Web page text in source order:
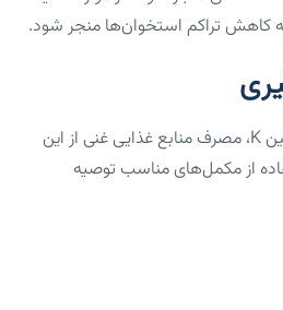
کاهش تراکم استخوان‌ها منجر شود.
برای پیشگیری از کمبود ویتامین K، مصرف منابع غذایی غنی از این
از مکمل‌های مناسب توصیه